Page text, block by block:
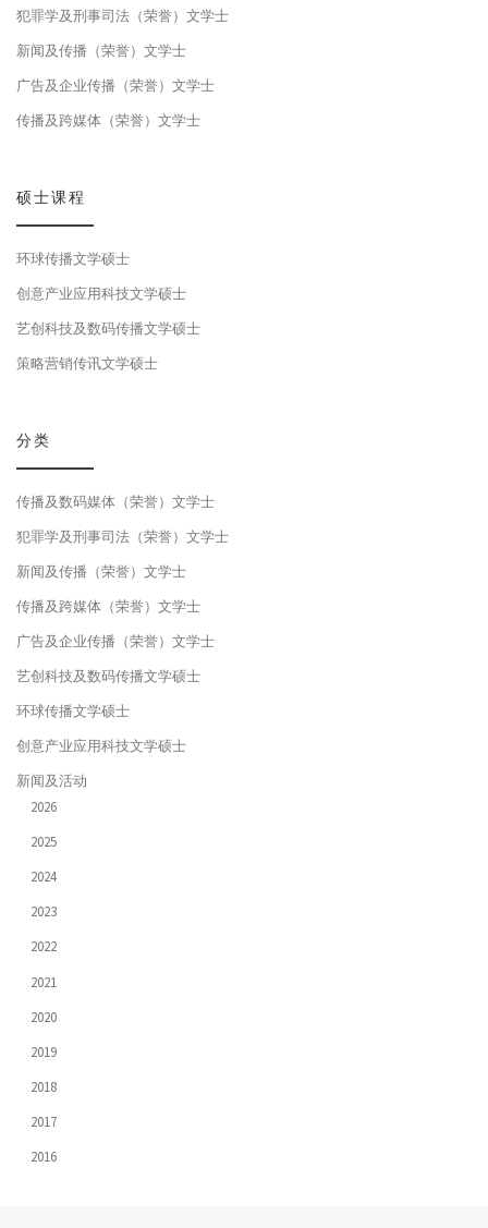
犯罪学及刑事司法（荣誉）文学士
新闻及传播（荣誉）文学士
广告及企业传播（荣誉）文学士
传播及跨媒体（荣誉）文学士
硕士课程
环球传播文学硕士
创意产业应用科技文学硕士
艺创科技及数码传播文学硕士
策略营销传讯文学硕士
分类
传播及数码媒体（荣誉）文学士
犯罪学及刑事司法（荣誉）文学士
新闻及传播（荣誉）文学士
传播及跨媒体（荣誉）文学士
广告及企业传播（荣誉）文学士
艺创科技及数码传播文学硕士
环球传播文学硕士
创意产业应用科技文学硕士
新闻及活动
2026
2025
2024
2023
2022
2021
2020
2019
2018
2017
2016